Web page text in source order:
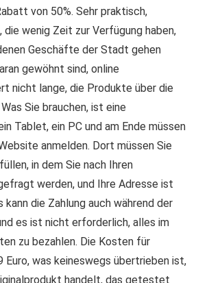
von 50%. Sehr praktisch,
wenig Zeit zur Verfügung haben,
Geschäfte der Stadt gehen
gewöhnt sind, online
nicht lange, die Produkte über die
Sie brauchen, ist eine
Tablet, ein PC und am Ende müssen
anmelden. Dort müssen Sie
in dem Sie nach Ihren
werden, und Ihre Adresse ist
kann die Zahlung auch während der
es ist nicht erforderlich, alles im
zu bezahlen. Die Kosten für
was keineswegs übertrieben ist,
handelt, das getestet